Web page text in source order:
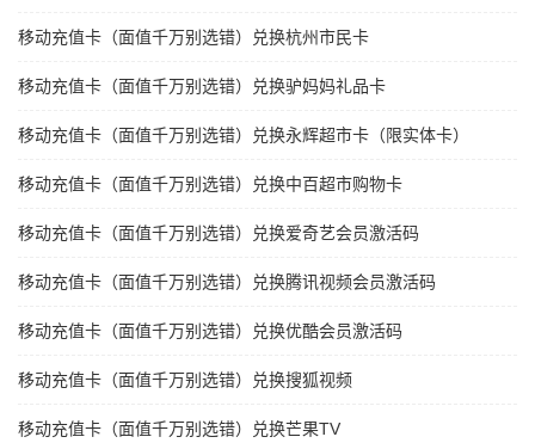
移动充值卡（面值千万别选错）兑换杭州市民卡
移动充值卡（面值千万别选错）兑换驴妈妈礼品卡
移动充值卡（面值千万别选错）兑换永辉超市卡（限实体卡）
移动充值卡（面值千万别选错）兑换中百超市购物卡
移动充值卡（面值千万别选错）兑换爱奇艺会员激活码
移动充值卡（面值千万别选错）兑换腾讯视频会员激活码
移动充值卡（面值千万别选错）兑换优酷会员激活码
移动充值卡（面值千万别选错）兑换搜狐视频
移动充值卡（面值千万别选错）兑换芒果TV